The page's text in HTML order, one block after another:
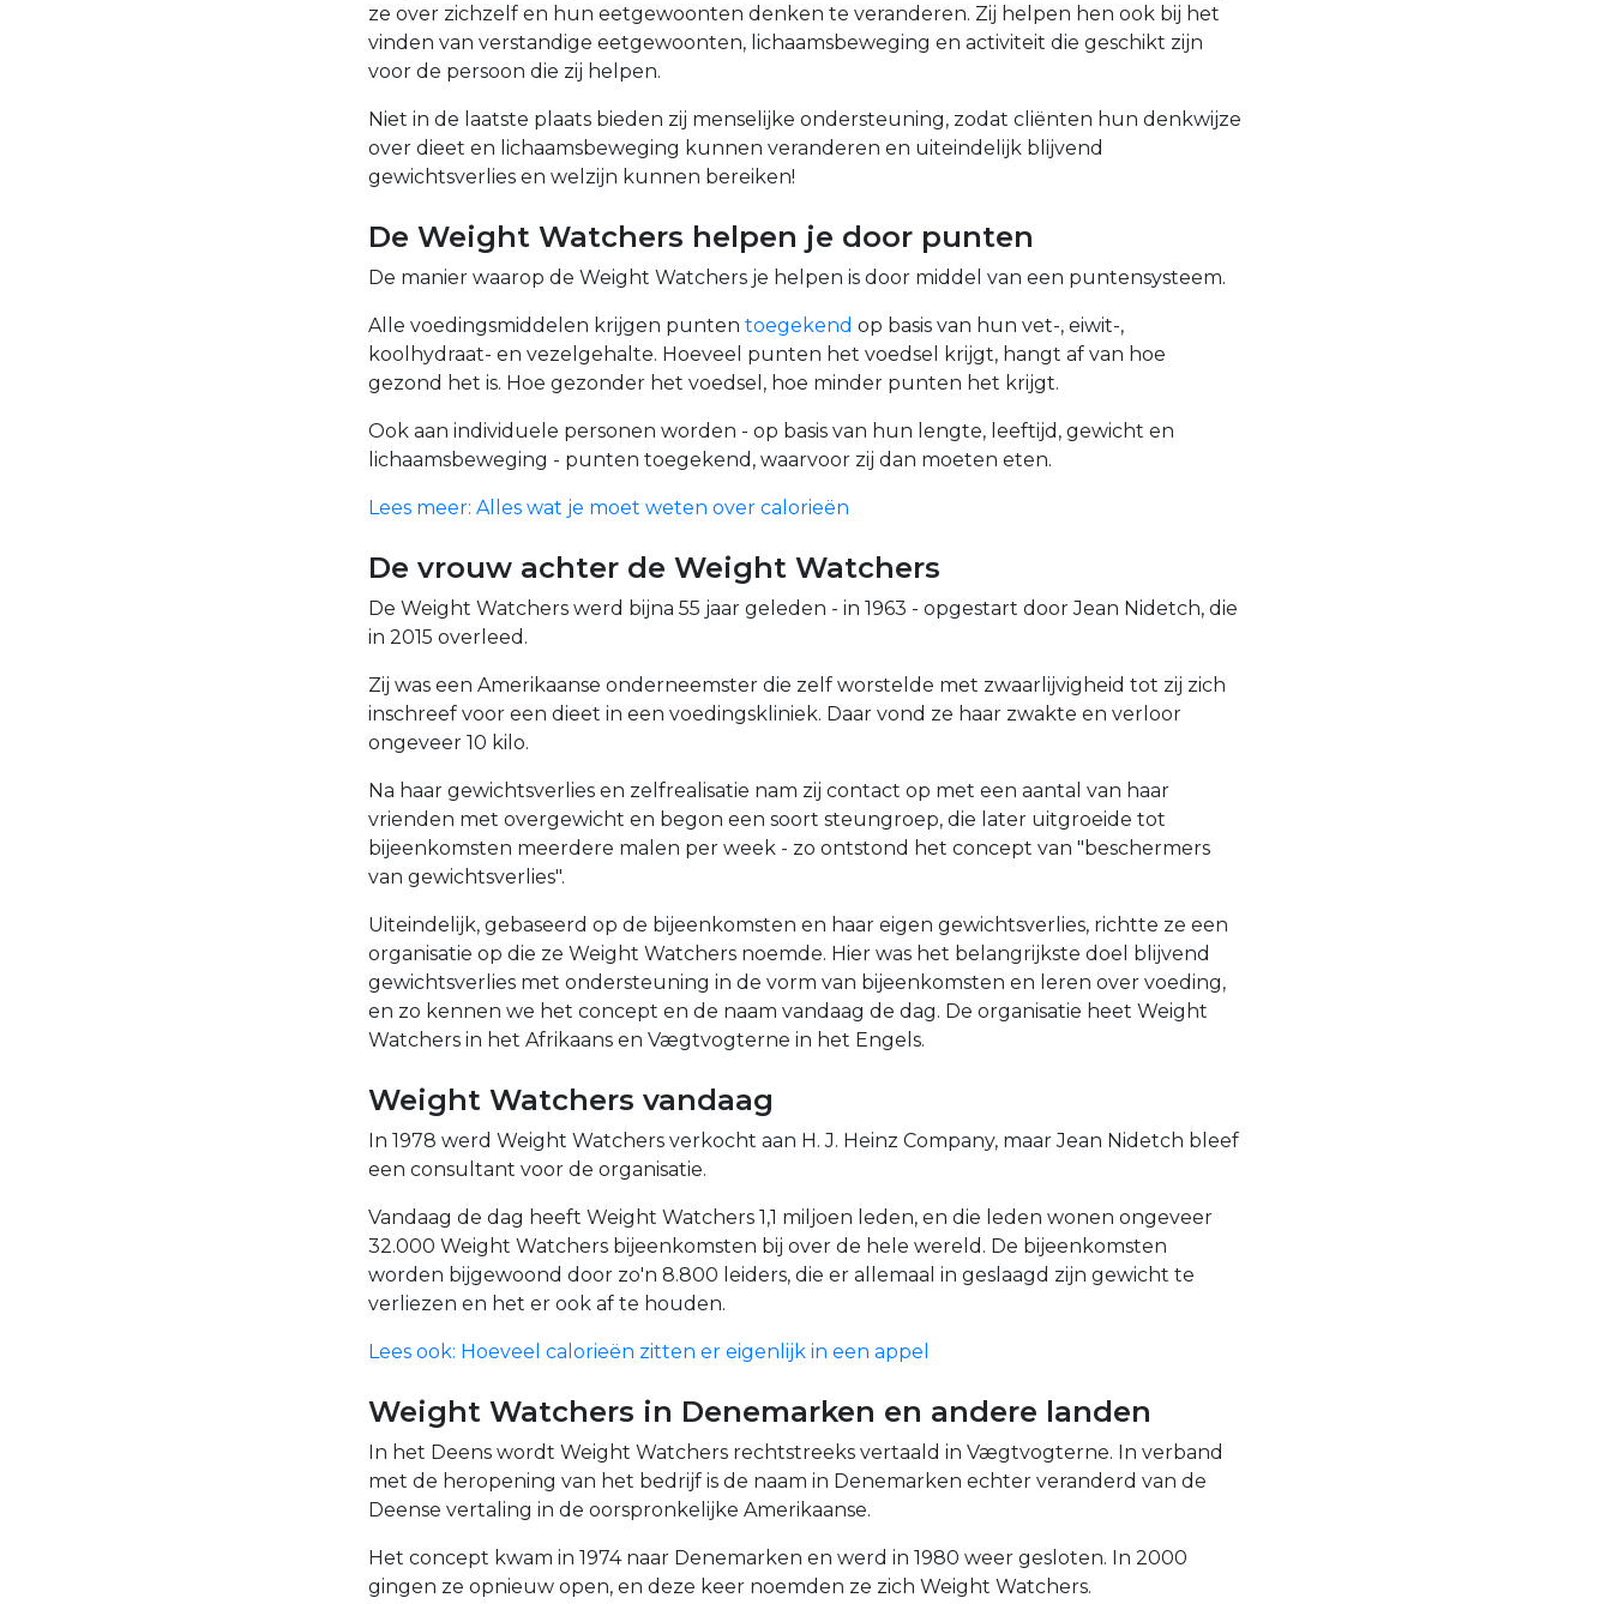
ze over zichzelf en hun eetgewoonten denken te veranderen. Zij helpen hen ook bij het
vinden van verstandige eetgewoonten, lichaamsbeweging en activiteit die geschikt zijn
voor de persoon die zij helpen.
Niet in de laatste plaats bieden zij menselijke ondersteuning, zodat cliënten hun denkwijze
over dieet en lichaamsbeweging kunnen veranderen en uiteindelijk blijvend
gewichtsverlies en welzijn kunnen bereiken!
De Weight Watchers helpen je door punten
De manier waarop de Weight Watchers je helpen is door middel van een puntensysteem.
Alle voedingsmiddelen krijgen punten toegekend op basis van hun vet-, eiwit-,
koolhydraat- en vezelgehalte. Hoeveel punten het voedsel krijgt, hangt af van hoe
gezond het is. Hoe gezonder het voedsel, hoe minder punten het krijgt.
Ook aan individuele personen worden - op basis van hun lengte, leeftijd, gewicht en
lichaamsbeweging - punten toegekend, waarvoor zij dan moeten eten.
Lees meer: Alles wat je moet weten over calorieën
De vrouw achter de Weight Watchers
De Weight Watchers werd bijna 55 jaar geleden - in 1963 - opgestart door Jean Nidetch, die
in 2015 overleed.
Zij was een Amerikaanse onderneemster die zelf worstelde met zwaarlijvigheid tot zij zich
inschreef voor een dieet in een voedingskliniek. Daar vond ze haar zwakte en verloor
ongeveer 10 kilo.
Na haar gewichtsverlies en zelfrealisatie nam zij contact op met een aantal van haar
vrienden met overgewicht en begon een soort steungroep, die later uitgroeide tot
bijeenkomsten meerdere malen per week - zo ontstond het concept van "beschermers
van gewichtsverlies".
Uiteindelijk, gebaseerd op de bijeenkomsten en haar eigen gewichtsverlies, richtte ze een
organisatie op die ze Weight Watchers noemde. Hier was het belangrijkste doel blijvend
gewichtsverlies met ondersteuning in de vorm van bijeenkomsten en leren over voeding,
en zo kennen we het concept en de naam vandaag de dag. De organisatie heet Weight
Watchers in het Afrikaans en Vægtvogterne in het Engels.
Weight Watchers vandaag
In 1978 werd Weight Watchers verkocht aan H. J. Heinz Company, maar Jean Nidetch bleef
een consultant voor de organisatie.
Vandaag de dag heeft Weight Watchers 1,1 miljoen leden, en die leden wonen ongeveer
32.000 Weight Watchers bijeenkomsten bij over de hele wereld. De bijeenkomsten
worden bijgewoond door zo'n 8.800 leiders, die er allemaal in geslaagd zijn gewicht te
verliezen en het er ook af te houden.
Lees ook: Hoeveel calorieën zitten er eigenlijk in een appel
Weight Watchers in Denemarken en andere landen
In het Deens wordt Weight Watchers rechtstreeks vertaald in Vægtvogterne. In verband
met de heropening van het bedrijf is de naam in Denemarken echter veranderd van de
Deense vertaling in de oorspronkelijke Amerikaanse.
Het concept kwam in 1974 naar Denemarken en werd in 1980 weer gesloten. In 2000
gingen ze opnieuw open, en deze keer noemden ze zich Weight Watchers.